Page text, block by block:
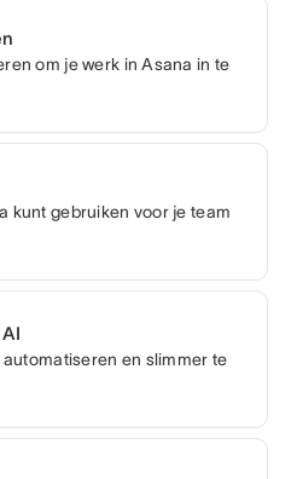
om je werk in Asana in te
kunt gebruiken voor je team
en slimmer te